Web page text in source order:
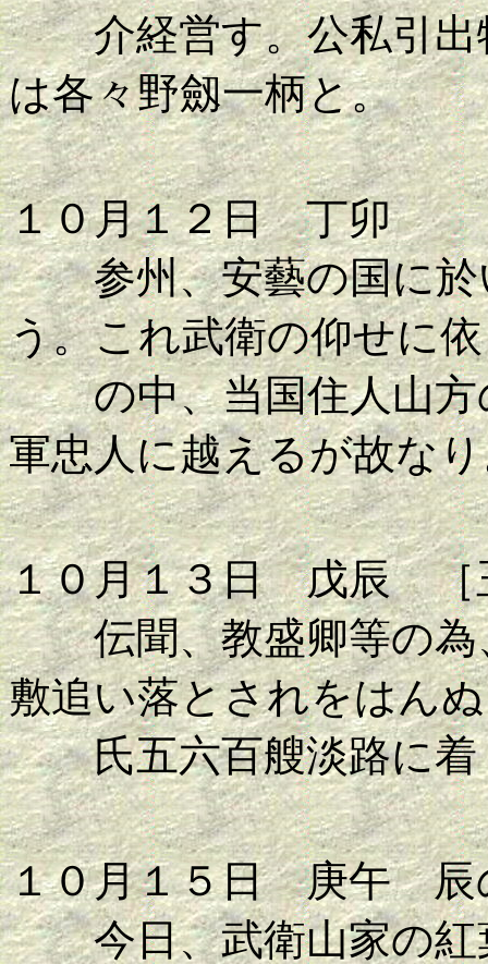
介経営す。公私引出
は各々野劔一柄と。
１０月１２日 丁卯
参州、安藝の国に於
う。これ武衛の仰せに
の中、当国住人山方
軍忠人に越えるが故な
１０月１３日 戊辰 ［
伝聞、教盛卿等の為
敷追い落とされをはん
氏五六百艘淡路に着
１０月１５日 庚午 辰
今日、武衛山家の紅